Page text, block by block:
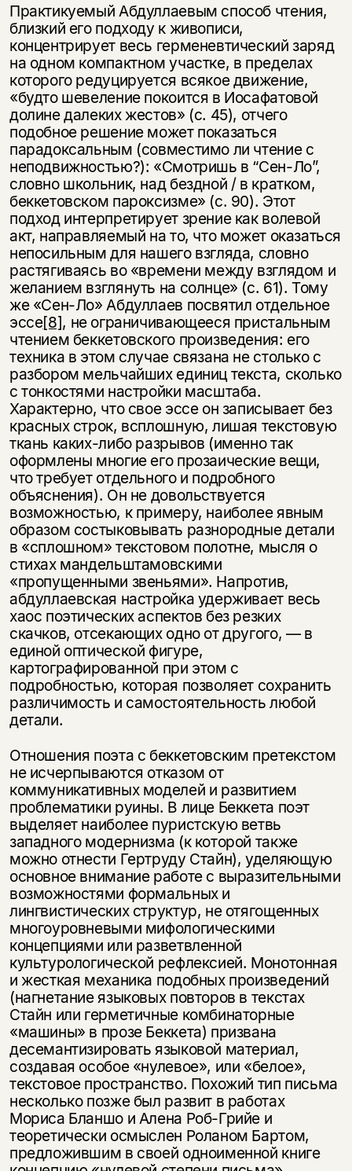
Практикуемый Абдуллаевым способ чтения,
близкий его подходу к живописи,
концентрирует весь герменевтический заряд
на одном компактном участке, в пределах
которого редуцируется всякое движение,
«будто шевеление покоится в Иосафатовой
долине далеких жестов» (с. 45), отчего
подобное решение может показаться
парадоксальным (совместимо ли чтение с
неподвижностью?): «Смотришь в “Сен-Ло”,
словно школьник, над бездной / в кратком,
беккетовском пароксизме» (с. 90). Этот
подход интерпретирует зрение как волевой
акт, направляемый на то, что может оказаться
непосильным для нашего взгляда, словно
растягиваясь во «времени между взглядом и
желанием взглянуть на солнце» (с. 61). Тому
же «Сен-Ло» Абдуллаев посвятил отдельное
эссе[8], не ограничивающееся пристальным
чтением беккетовского произведения: его
техника в этом случае связана не столько с
разбором мельчайших единиц текста, сколько
с тонкостями настройки масштаба.
Характерно, что свое эссе он записывает без
красных строк, всплошную, лишая текстовую
ткань каких-либо разрывов (именно так
оформлены многие его прозаические вещи,
что требует отдельного и подробного
объяснения). Он не довольствуется
возможностью, к примеру, наиболее явным
образом состыковывать разнородные детали
в «сплошном» текстовом полотне, мысля о
стихах мандельштамовскими
«пропущенными звеньями». Напротив,
абдуллаевская настройка удерживает весь
хаос поэтических аспектов без резких
скачков, отсекающих одно от другого, — в
единой оптической фигуре,
картографированной при этом с
подробностью, которая позволяет сохранить
различимость и самостоятельность любой
детали.
Отношения поэта с беккетовским претекстом
не исчерпываются отказом от
коммуникативных моделей и развитием
проблематики руины. В лице Беккета поэт
выделяет наиболее пуристскую ветвь
западного модернизма (к которой также
можно отнести Гертруду Стайн), уделяющую
основное внимание работе с выразительными
возможностями формальных и
лингвистических структур, не отягощенных
многоуровневыми мифологическими
концепциями или разветвленной
культурологической рефлексией. Монотонная
и жесткая механика подобных произведений
(нагнетание языковых повторов в текстах
Стайн или герметичные комбинаторные
«машины» в прозе Беккета) призвана
десемантизировать языковой материал,
создавая особое «нулевое», или «белое»,
текстовое пространство. Похожий тип письма
несколько позже был развит в работах
Мориса Бланшо и Алена Роб-Грийе и
теоретически осмыслен Роланом Бартом,
предложившим в своей одноименной книге